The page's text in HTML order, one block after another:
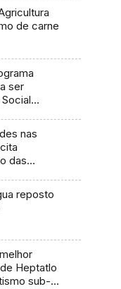
de carne
ser
nas
das
reposto
Heptatlo
sub-